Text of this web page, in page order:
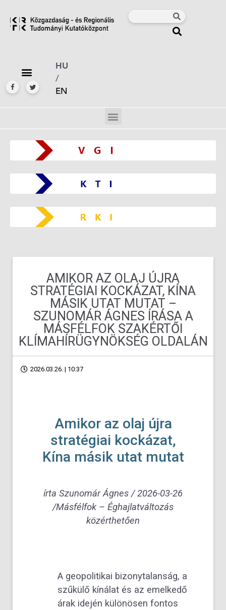
HU
/
EN
AMIKOR AZ OLAJ ÚJRA
STRATÉGIAI KOCKÁZAT, KÍNA
MÁSIK UTAT MUTAT –
SZUNOMÁR ÁGNES ÍRÁSA A
MÁSFÉLFOK SZAKÉRTŐI
KLÍMAHÍRÜGYNÖKSÉG OLDALÁN
2026.03.26. | 10:37
Amikor az olaj újra
stratégiai kockázat,
Kína másik utat mutat
írta Szunomár Ágnes /2026-03-26
/Másfélfok – Éghajlatváltozás
közérthetően
A geopolitikai bizonytalanság, a
szűkülő kínálat és az emelkedő
árak idején különösen fontos